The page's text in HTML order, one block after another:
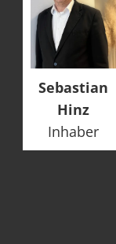
Sebastian
Hinz
Inhaber